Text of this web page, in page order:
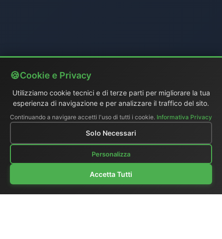
Cookie e Privacy
Utilizziamo cookie tecnici e di terze parti per migliorare la tua
esperienza di navigazione e per analizzare il traffico del sito.
Continuando a navigare accetti l'uso di tutti i cookie. Informativa Privacy
Solo Necessari
Personalizza
Accetta Tutti